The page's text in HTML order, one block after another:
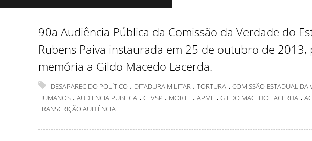
90a Audiência Pública da Comissão da Verdade do
Rubens Paiva instaurada em 25 de outubro de 2013,
memória a Gildo Macedo Lacerda.
DESAPARECIDO POLÍTICO . DITADURA MILITAR . TORTURA . COMISSÃO ESTADUAL DA
HUMANOS . AUDIENCIA PUBLICA . CEVSP . MORTE . APML . GILDO MACEDO LACERDA .
TRANSCRIÇÃO AUDIÊNCIA